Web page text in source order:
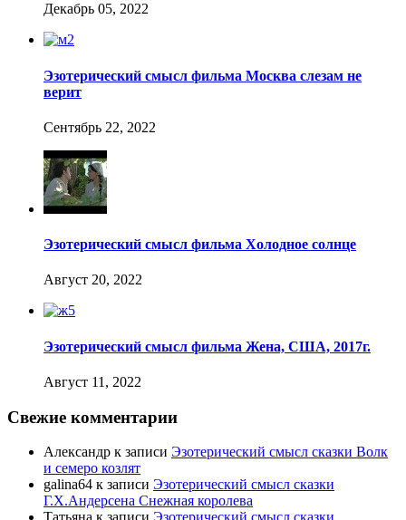
Декабрь 05, 2022
Эзотерический смысл фильма Москва слезам не
верит
Сентябрь 22, 2022
Эзотерический смысл фильма Холодное солнце
Август 20, 2022
Эзотерический смысл фильма Жена, США, 2017г.
Август 11, 2022
Свежие комментарии
Александр к записи Эзотерический смысл сказки Волк
и семеро козлят
galina64 к записи Эзотерический смысл сказки
Г.Х.Андерсена Снежная королева